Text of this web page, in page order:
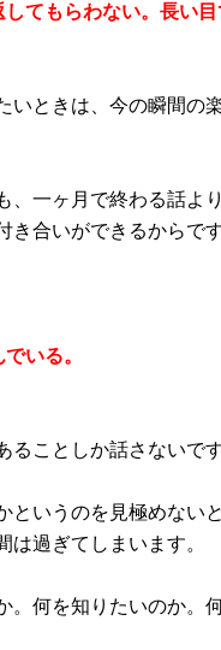
てもらわない。長い目
いときは、今の瞬間の
、一ヶ月で終わる話よ
き合いができるからです
いる。
ることしか話さないです
というのを見極めない
は過ぎてしまいます。
。何を知りたいのか。